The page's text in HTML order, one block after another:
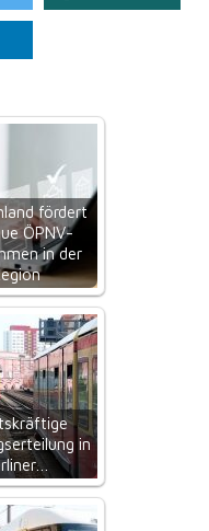
fördert
ÖPNV-
in der
in